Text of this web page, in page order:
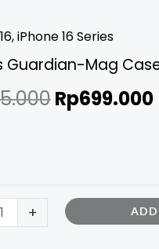
,iPhone 16 Series
Guardian-Mag
Original
was:
Rp699.000
+